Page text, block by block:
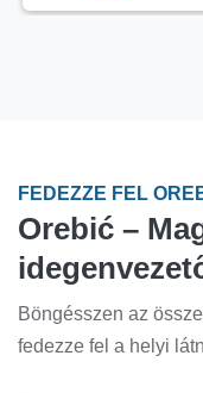
FEDEZZE FEL
Orebić –
Böngésszen az
fedezze fel a helyi